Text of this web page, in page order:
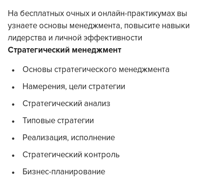
На бесплатных очных и онлайн-практикумах вы
узнаете основы менеджмента, повысите навыки
лидерства и личной эффективности
Стратегический менеджмент
Основы стратегического менеджмента
Намерения, цели стратегии
Стратегический анализ
Типовые стратегии
Реализация, исполнение
Стратегический контроль
Бизнес-планирование